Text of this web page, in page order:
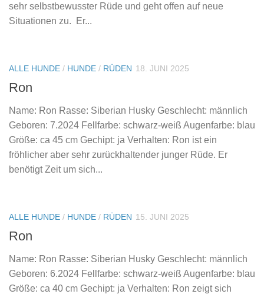
sehr selbstbewusster Rüde und geht offen auf neue
Situationen zu. Er...
ALLE HUNDE / HUNDE / RÜDEN 18. JUNI 2025
Ron
Name: Ron Rasse: Siberian Husky Geschlecht: männlich
Geboren: 7.2024 Fellfarbe: schwarz-weiß Augenfarbe: blau
Größe: ca 45 cm Gechipt: ja Verhalten: Ron ist ein
fröhlicher aber sehr zurückhaltender junger Rüde. Er
benötigt Zeit um sich...
ALLE HUNDE / HUNDE / RÜDEN 15. JUNI 2025
Ron
Name: Ron Rasse: Siberian Husky Geschlecht: männlich
Geboren: 6.2024 Fellfarbe: schwarz-weiß Augenfarbe: blau
Größe: ca 40 cm Gechipt: ja Verhalten: Ron zeigt sich